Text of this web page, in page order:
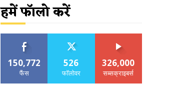
हमें फॉलो करें
150,772
फैंस
526
फॉलोवर
326,000
सब्सक्राइबर्स